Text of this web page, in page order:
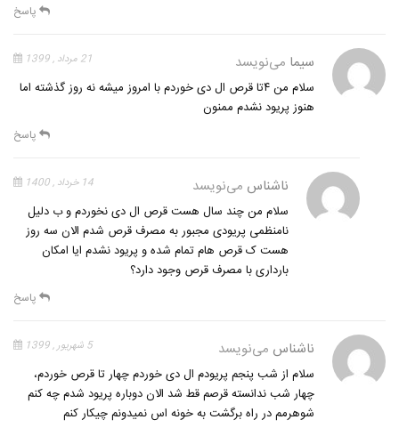
پاسخ
سیما می‌نویسد 21 مرداد , 1399
سلام من ۴تا قرص ال دی خوردم با امروز میشه نه روز گذشته اما
هنوز پریود نشدم ممنون
پاسخ
ناشناس می‌نویسد 14 خرداد , 1400
سلام من چند سال هست قرص ال دی نخوردم و ب دلیل
نامنظمی پریودی مجبور به مصرف قرص شدم الان سه روز
هست ک قرص هام تمام شده و پریود نشدم ایا امکان
بارداری با مصرف قرص وجود دارد؟
پاسخ
ناشناس می‌نویسد 5 شهریور , 1399
سلام از شب پنجم پریودم ال دی خوردم چهار تا قرص خوردم،
چهار شب ندانسته قرصم قط شد الان دوباره پریود شدم چه کنم
شوهرمم در راه برگشت به خونه اس نمیدونم چیکار کنم